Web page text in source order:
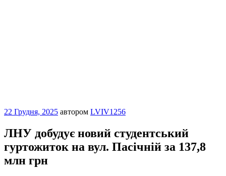
Опубліковано
22 Грудня, 2025 автором LVIV1256
ЛНУ добудує новий студентський
гуртожиток на вул. Пасічній за 137,8
млн грн